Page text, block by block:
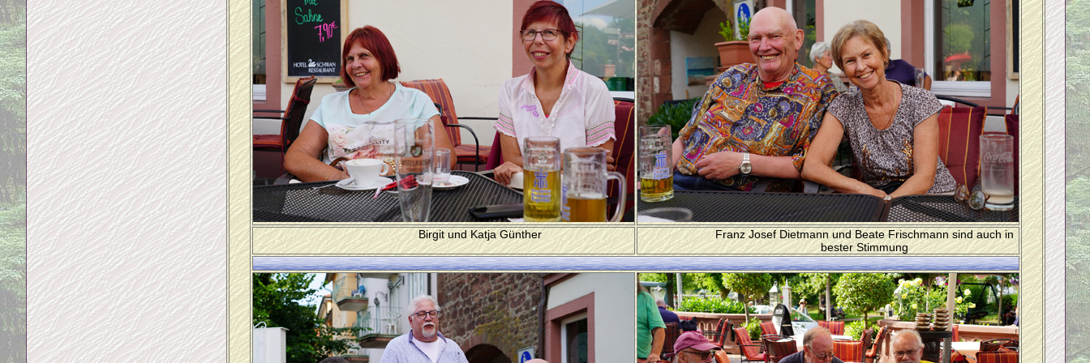
Birgit und Katja Günther
Franz Josef Dietmann und Beate Frischmann sind auch in
bester Stimmung